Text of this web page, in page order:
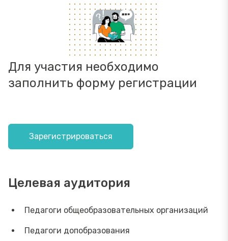
Для участия необходимо
заполнить форму регистрации
Зарегистрироваться
Целевая аудитория
Педагоги общеобразовательных организаций
Педагоги допобразования